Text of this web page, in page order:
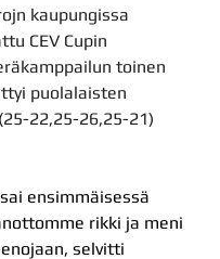
kaupungissa
CEV Cupin
toinen
puolalaisten
22,25-26,25-21)
ensimmäisessä
rikki ja meni
selvitti